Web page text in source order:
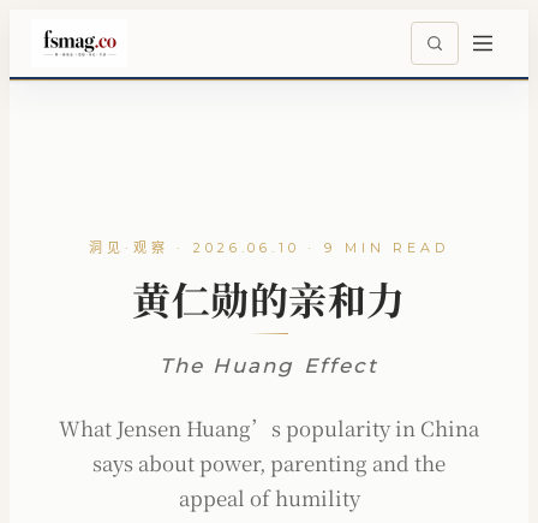
洞见·观察 · 2026.06.10 · 9 MIN READ
黄仁勋的亲和力
The Huang Effect
What Jensen Huang’s popularity in China
says about power, parenting and the
appeal of humility